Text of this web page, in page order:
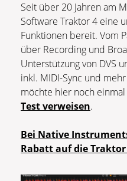
Seit über 20 Jahren am
Software Traktor 4 eine
Funktionen bereit. Vom
über Recording und
Unterstützung von DVS
inkl. MIDI-Sync und
möchte hier noch
Test verweisen.
Bei Native
Rabatt auf die